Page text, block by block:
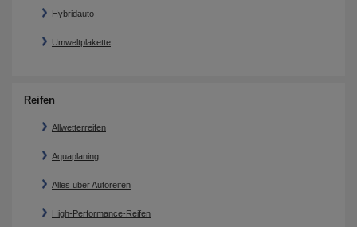
Hybridauto
Umweltplakette
Reifen
Allwetterreifen
Aquaplaning
Alles über Autoreifen
High-Performance-Reifen